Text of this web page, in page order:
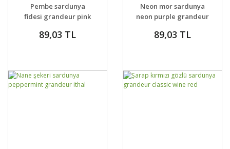
VER
Pembe sardunya
fidesi grandeur pink
89,03 TL
VER
Neon mor sardunya
neon purple grandeur
89,03 TL